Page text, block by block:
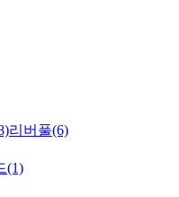
리버풀(6)
(1)